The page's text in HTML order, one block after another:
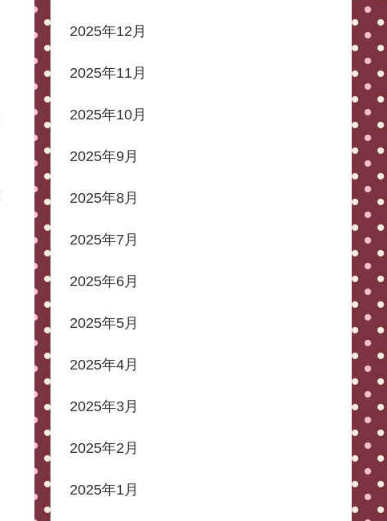
2025年12月
2025年11月
2025年10月
2025年9月
2025年8月
2025年7月
2025年6月
2025年5月
2025年4月
2025年3月
2025年2月
2025年1月